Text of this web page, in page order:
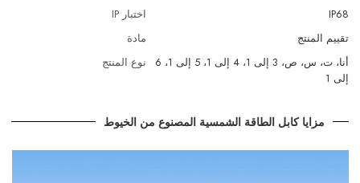
اختبار IP
IP68
مادة
تقييم المنتج
نوع المنتج
أنا، ت، س، ص، 3 إلى 1، 4 إلى 1، 5 إلى 1، 6
إلى 1
مزايا كابل الطاقة الشمسية المصنوع من الخيوط